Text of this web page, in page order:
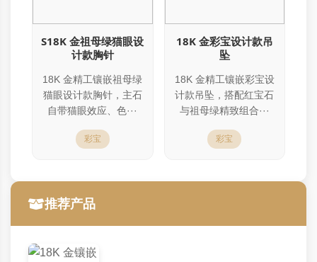
S18K 金祖母绿猫眼设
计款胸针
18K 金精工镶嵌祖母绿
猫眼设计款胸针，主石
自带猫眼效应、色···
彩宝
18K 金彩宝设计款吊
坠
18K 金精工镶嵌彩宝设
计款吊坠，搭配红宝石
与祖母绿精致组合···
彩宝
推荐产品